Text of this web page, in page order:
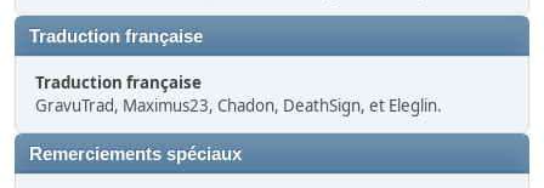
Traduction française
Traduction française
GravuTrad, Maximus23, Chadon, DeathSign, et Eleglin.
Remerciements spéciaux